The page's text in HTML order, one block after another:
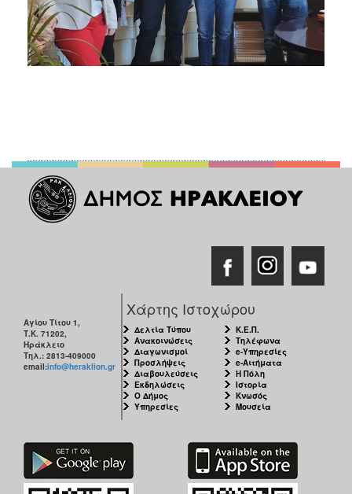
Αγίου Τίτου 1,
Τ.Κ. 71202,
Ηράκλειο
Τηλ.: 2813-409000
email:info@heraklion.gr
Χάρτης Ιστοχώρου
Δελτία Τύπου
Ανακοινώσεις
Διαγωνισμοί
Προσλήψεις
Διαβουλεύσεις
Εκδηλώσεις
Ο Δήμος
Υπηρεσίες
Κ.Ε.Π.
Τηλέφωνα
e-Υπηρεσίες
e-Αιτήματα
Η Πόλη
Ιστορία
Κνωσός
Μουσεία